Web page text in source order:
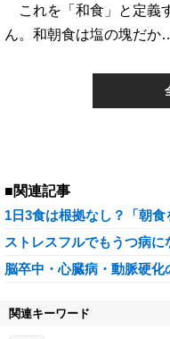
これを「和食」と定義
ん。和朝食は塩の塊だか
■関連記事
1日3食は根拠なし？「朝
ストレスフルでもうつ病
脳卒中・心臓病・動脈硬
関連キーワード